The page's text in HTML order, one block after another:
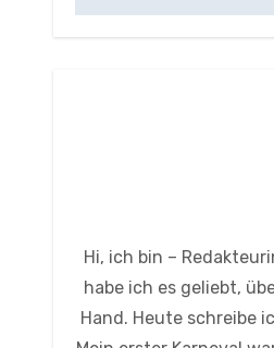
Hi, ich bin –
habe ich es geliebt,
Hand. Heute schreibe